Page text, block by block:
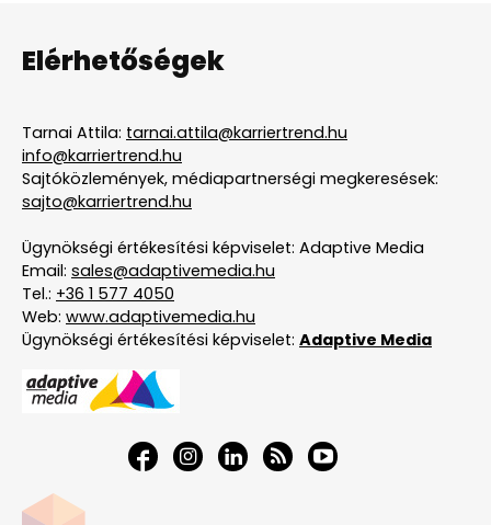
Elérhetőségek
Tarnai Attila: tarnai.attila@karriertrend.hu
info@karriertrend.hu
Sajtóközlemények, médiapartnerségi megkeresések:
sajto@karriertrend.hu
Ügynökségi értékesítési képviselet: Adaptive Media
Email: sales@adaptivemedia.hu
Tel.: +36 1 577 4050
Web: www.adaptivemedia.hu
Ügynökségi értékesítési képviselet: Adaptive Media